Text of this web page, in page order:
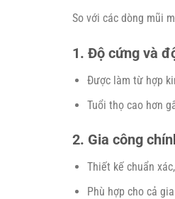
So với các dòng mũi
1. Độ cứng và
Được làm từ hợp
Tuổi thọ cao hơn
2. Gia công
Thiết kế chuẩn
Phù hợp cho cả